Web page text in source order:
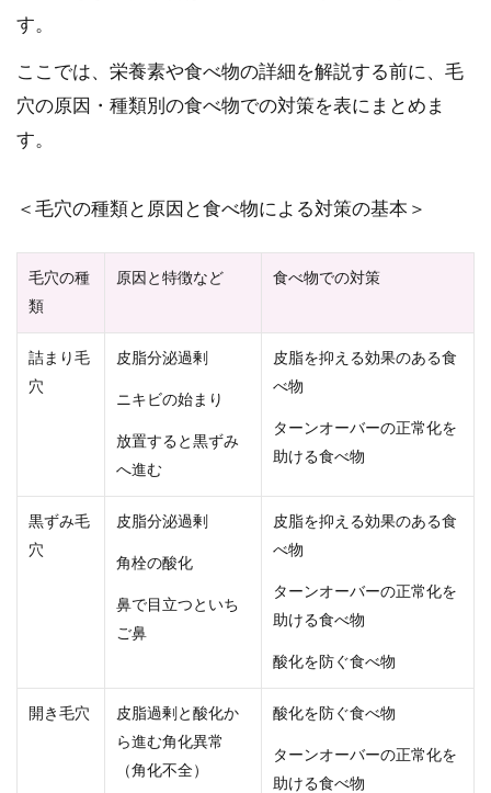
す。
ここでは、栄養素や食べ物の詳細を解説する前に、毛
穴の原因・種類別の食べ物での対策を表にまとめま
す。
＜毛穴の種類と原因と食べ物による対策の基本＞
毛穴の種
類
原因と特徴など 食べ物での対策
詰まり毛
穴
皮脂分泌過剰
ニキビの始まり
放置すると黒ずみ
へ進む
皮脂を抑える効果のある食
べ物
ターンオーバーの正常化を
助ける食べ物
黒ずみ毛
穴
皮脂分泌過剰
角栓の酸化
鼻で目立つといち
ご鼻
皮脂を抑える効果のある食
べ物
ターンオーバーの正常化を
助ける食べ物
酸化を防ぐ食べ物
開き毛穴
皮脂過剰と酸化か
ら進む角化異常
（角化不全）
酸化を防ぐ食べ物
ターンオーバーの正常化を
助ける食べ物